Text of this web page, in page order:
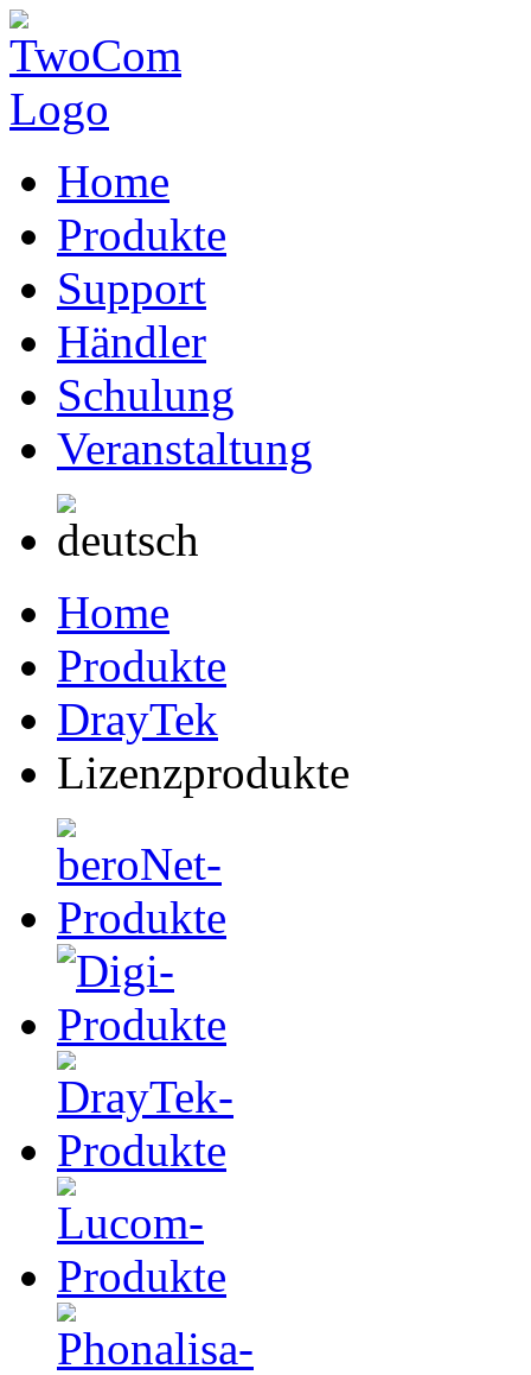
Home
Produkte
Support
Händler
Schulung
Veranstaltung
Home
Produkte
DrayTek
Lizenzprodukte